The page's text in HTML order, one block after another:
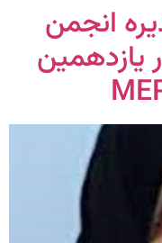
انجمن
یازدهمین